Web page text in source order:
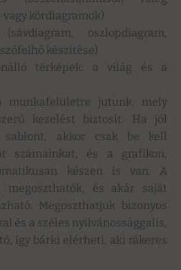
kördiagramok)
oszlopdiagram,
készítése)
térképek: a világ és a
munkafelületre jutunk, mely
kezelést biztosít. Ha jól
akkor csak be kell
számainkat, és a grafikon,
készen is van. A
megoszthatók, és akár saját
Megoszthatjuk bizonyos
és a széles nyilvánossággalis,
így bárki elérheti, aki rákeres